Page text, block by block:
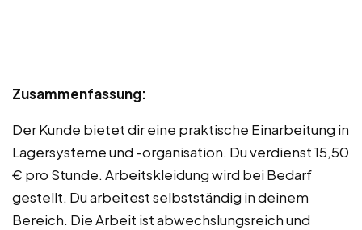
Zusammenfassung:
Der Kunde bietet dir eine praktische Einarbeitung in
Lagersysteme und -organisation. Du verdienst 15,50
€ pro Stunde. Arbeitskleidung wird bei Bedarf
gestellt. Du arbeitest selbstständig in deinem
Bereich. Die Arbeit ist abwechslungsreich und